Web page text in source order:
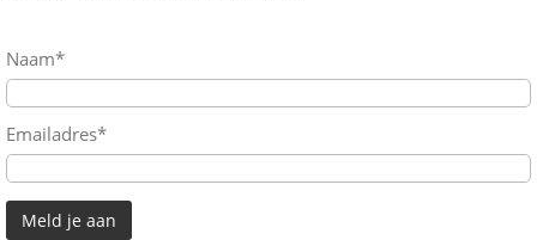
Naam*
Emailadres*